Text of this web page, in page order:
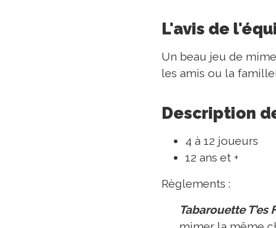
L'avis de
Un beau jeu de
les amis ou la
Description
4 à 12 joueurs
12 ans et +
Règlements :
Tabarouette T’es